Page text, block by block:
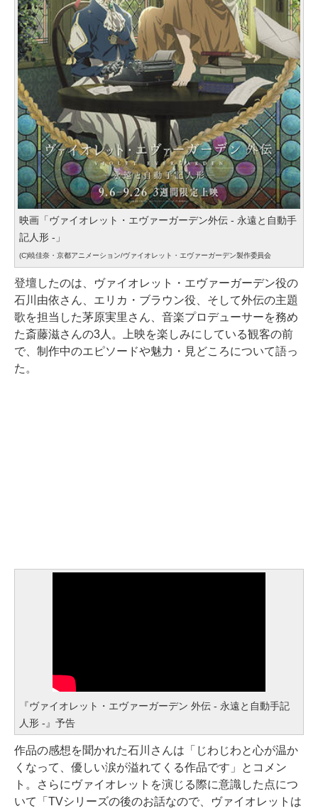
映画「ヴァイオレット・エヴァーガーデン外伝 - 永遠と自動手
記人形 -」
(C)暁佳奈・京都アニメーション/ヴァイオレット・エヴァーガーデン製作委員会
登壇したのは、ヴァイオレット・エヴァーガーデン役の
石川由依さん、エリカ・ブラウン役、そして外伝の主題
歌を担当した茅原実里さん、音楽プロデューサーを務め
た斎藤滋さんの3人。上映を楽しみにしている観客の前
で、制作中のエピソードや魅力・見どころについて語っ
た。
『ヴァイオレット・エヴァーガーデン 外伝 - 永遠と自動手記
人形 -』予告
作品の感想を聞かれた石川さんは「じわじわと心が温か
くなって、優しい涙が溢れてくる作品です」とコメン
ト。さらにヴァイオレットを演じる際に意識した点につ
いて「TVシリーズの後のお話なので、ヴァイオレットは